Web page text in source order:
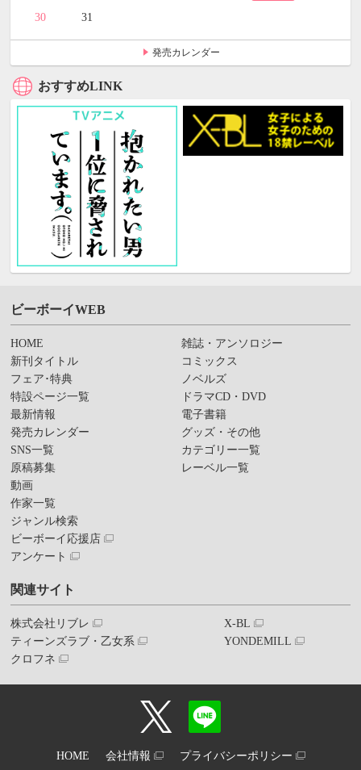
30 31
発売カレンダー
おすすめLINK
ビーボーイWEB
HOME
新刊タイトル
フェア･特典
特設ページ一覧
最新情報
発売カレンダー
SNS一覧
原稿募集
動画
作家一覧
ジャンル検索
ビーボーイ応援店
アンケート
雑誌・アンソロジー
コミックス
ノベルズ
ドラマCD・DVD
電子書籍
グッズ・その他
カテゴリー一覧
レーベル一覧
関連サイト
株式会社リブレ
ティーンズラブ・乙女系
クロフネ
X-BL
YONDEMILL
HOME 会社情報 プライバシーポリシー